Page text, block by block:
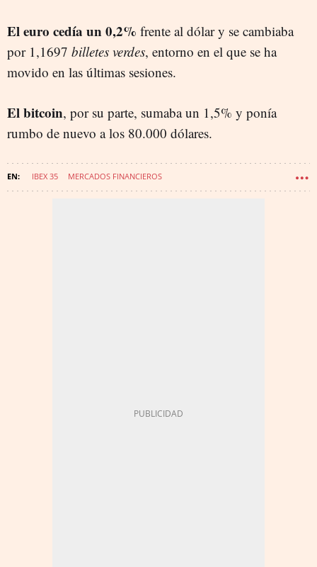
El euro cedía un 0,2% frente al dólar y se cambiaba
por 1,1697 billetes verdes, entorno en el que se ha
movido en las últimas sesiones.
El bitcoin, por su parte, sumaba un 1,5% y ponía
rumbo de nuevo a los 80.000 dólares.
IBEX 35 MERCADOS FINANCIEROS